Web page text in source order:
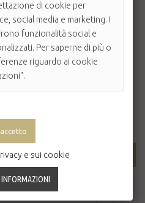
per mano destra con impugnatura ad
AL CARRELLO
di cookie per
social media e marketing. I
funzionalità social e
Per saperne di più o
riguardo ai cookie
e sui cookie